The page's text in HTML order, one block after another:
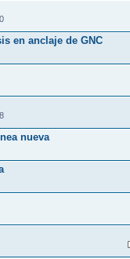
en anclaje de GNC
nueva